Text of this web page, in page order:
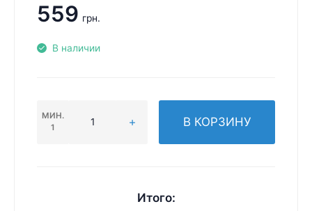
559 грн.
В наличии
МИН.
1
В КОРЗИНУ
Итого: